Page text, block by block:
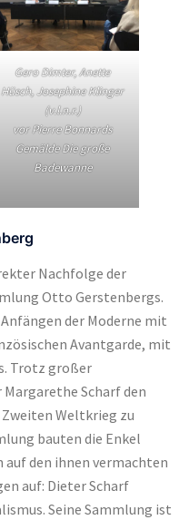
Gero Dimter, Anette
Hüsch, Josephine Klinger
(v.l.n.r.)
vor Pierre Bonnards
Gemälde Die große
Badewanne
Nachfolge der
Otto Gerstenbergs.
der Moderne mit
Avantgarde, mit
Trotz großer
Scharf den
Weltkrieg zu
bauten die Enkel
den ihnen vermachten
auf: Dieter Scharf
Seine Sammlung ist